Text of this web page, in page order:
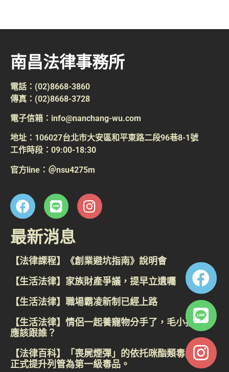
南昌法律事務所
電話：(02)8668-3860
傳真：(02)8668-3728
電子信箱：info@nanchang-wu.com
地址：106027台北市大安區和平東路二段96巷8-1號
工作時段：09:00-18:30
官方line：＠nsu4275m
最新消息
【法律課程】《創業避坑指南》說明會
【生活法律】家族財產爭議，提早立遺囑
【生活法律】職場霸凌新制已經上路
【生活法律】情侶一起養寵物分手了，毛小孩到底
應該跟誰？
【法律百科】「喪屍煙彈」的依托咪酯類毒品，已
正式提升列管為第一級毒品。